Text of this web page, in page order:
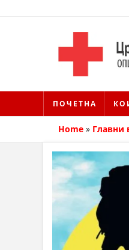
ПОЧЕТНА
Home » Главни